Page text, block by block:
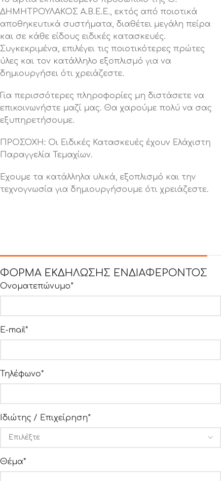
ΔΗΜΗΤΡΟΥΛΑΚΟΣ Α.Β.Ε.Ε., εκτός από ποιοτικά
αποθηκευτικά συστήματα, διαθέτει μεγάλη πείρα
και σε κάθε είδους ειδικές κατασκευές.
Συγκεκριμένα, επιλέγει τις ποιοτικότερες πρώτες
ύλες και τον κατάλληλο εξοπλισμό για να
δημιουργήσει ότι χρειάζεστε.
Για περισσότερες πληροφορίες μη διστάσετε να
επικοινωνήστε μαζί μας. Θα χαρούμε πολύ να σας
εξυπηρετήσουμε.
ΠΡΟΣΟΧΗ: Οι Ειδικές Κατασκευές έχουν Ελάχιστη
Παραγγελία Τεμαχίων.
Έχουμε τα κατάλληλα υλικά, εξοπλισμό και την
τεχνογνωσία για δημιουργήσουμε ότι χρειάζεστε.
ΦΟΡΜΑ ΕΚΔΗΛΩΣΗΣ ΕΝΔΙΑΦΕΡΟΝΤΟΣ
Ονοματεπώνυμο*
E-mail*
Τηλέφωνο*
Ιδιώτης / Επιχείρηση*
Θέμα*